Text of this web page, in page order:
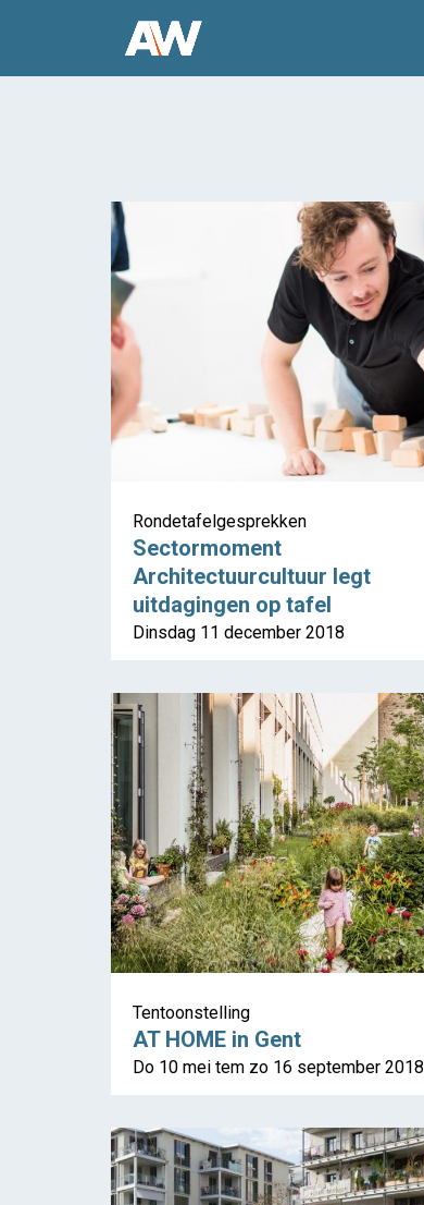
Rondetafelgesprekken
Sectormoment
Architectuurcultuur legt
uitdagingen op tafel
Dinsdag 11 december 2018
Tentoonstelling
AT HOME in Gent
Do 10 mei tem zo 16 september 2018